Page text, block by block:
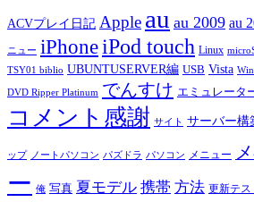
ACVプレイ日記 Apple au au 2009 au
ニュー iPhoneiPod touch Linux
TSY01 biblio UBUNTUSERVER編 USB Vista
DVD Ripper Platinum でんすけ エミュレータ
コメント感謝 サイト サーバー構
ップ ノートパソコン パズドラ パソコン メニュー
ー 俺 写真 夏モデル 携帯 方法 更新テス